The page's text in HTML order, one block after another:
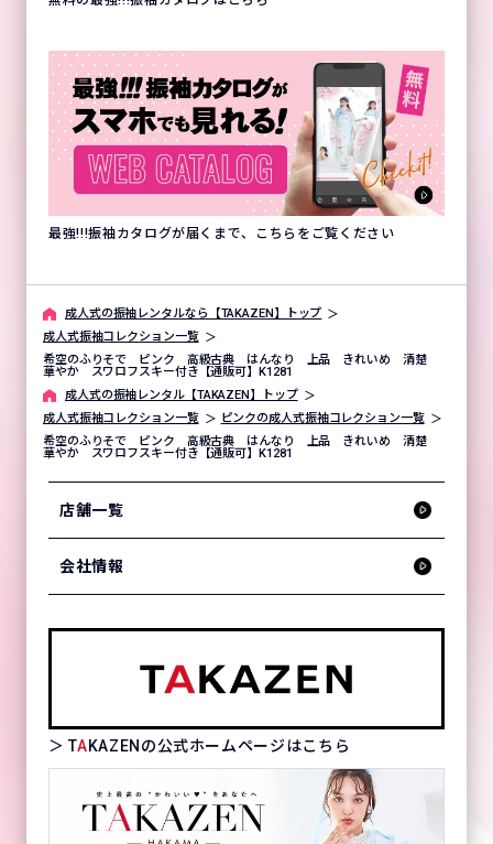
最強!!!振袖カタログが届くまで、こちらをご覧ください
成⼈式の振袖レンタルなら【TAKAZEN】トップ
成人式振袖コレクション一覧
希空のふりそで ピンク 高級古典 はんなり 上品 きれいめ 清楚
華やか スワロフスキー付き【通販可】K1281
成⼈式の振袖レンタル【TAKAZEN】トップ
成人式振袖コレクション一覧
ピンクの成人式振袖コレクション一覧
希空のふりそで ピンク 高級古典 はんなり 上品 きれいめ 清楚
華やか スワロフスキー付き【通販可】K1281
店舗一覧
会社情報
＞ TAKAZENの公式ホームページはこちら